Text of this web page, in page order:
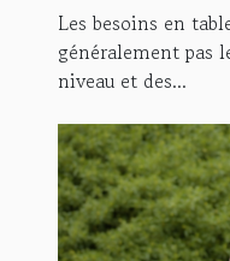
Les besoins en
généralement pas
niveau et des...